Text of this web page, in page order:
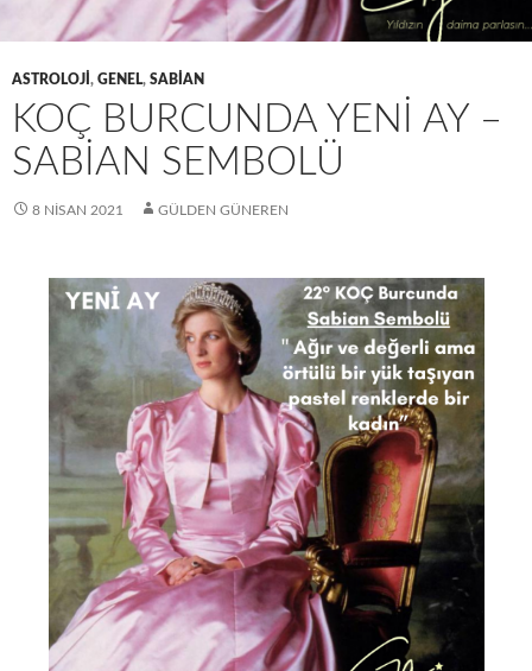
ASTROLOJI , GENEL, SABIAN
KOÇ BURCUNDA YENI AY –
SABIAN SEMBOLÜ
8 NISAN 2021 GÜLDEN GÜNEREN